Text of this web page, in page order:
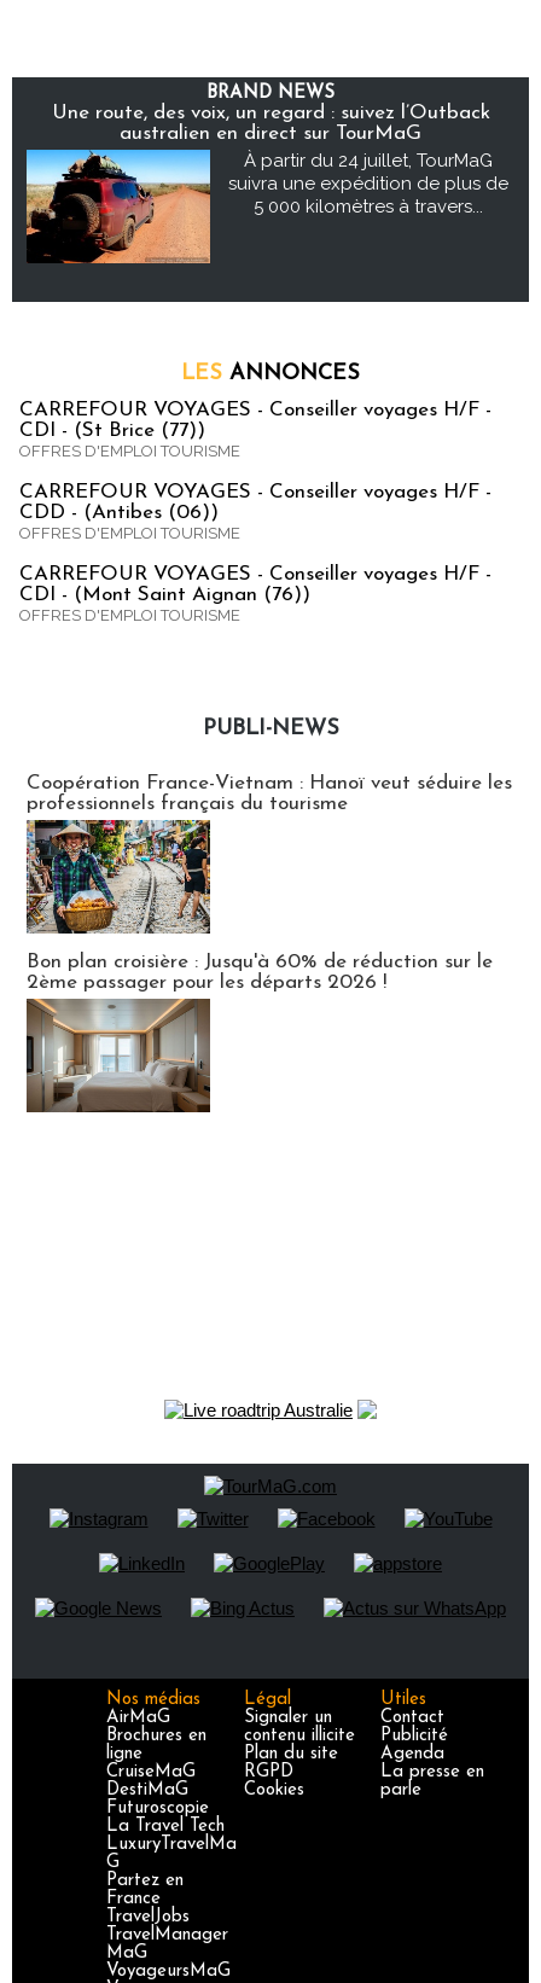
BRAND NEWS
Une route, des voix, un regard : suivez l’Outback
australien en direct sur TourMaG
À partir du 24 juillet, TourMaG
suivra une expédition de plus de
5 000 kilomètres à travers...
LES ANNONCES
CARREFOUR VOYAGES - Conseiller voyages H/F -
CDI - (St Brice (77))
OFFRES D'EMPLOI TOURISME
CARREFOUR VOYAGES - Conseiller voyages H/F -
CDD - (Antibes (06))
OFFRES D'EMPLOI TOURISME
CARREFOUR VOYAGES - Conseiller voyages H/F -
CDI - (Mont Saint Aignan (76))
OFFRES D'EMPLOI TOURISME
PUBLI-NEWS
Coopération France-Vietnam : Hanoï veut séduire les
professionnels français du tourisme
Bon plan croisière : Jusqu'à 60% de réduction sur le
2ème passager pour les départs 2026 !
Nos médias
AirMaG
Brochures en
ligne
CruiseMaG
DestiMaG
Futuroscopie
La Travel Tech
LuxuryTravelMa
G
Partez en
France
TravelJobs
TravelManager
MaG
VoyageursMaG
Légal
Signaler un
contenu illicite
Plan du site
RGPD
Cookies
Utiles
Contact
Publicité
Agenda
La presse en
parle